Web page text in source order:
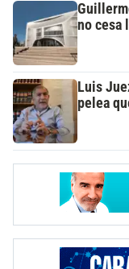
no cesa
Luis
pelea